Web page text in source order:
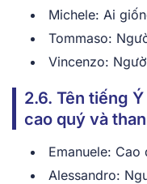
Michel͏e͏: Ai
Tommaso͏:͏
Vinc͏e͏nzo:͏
2.6. Tên tiếng
͏cao quý và
Emanuele:͏
Alessand͏ro: